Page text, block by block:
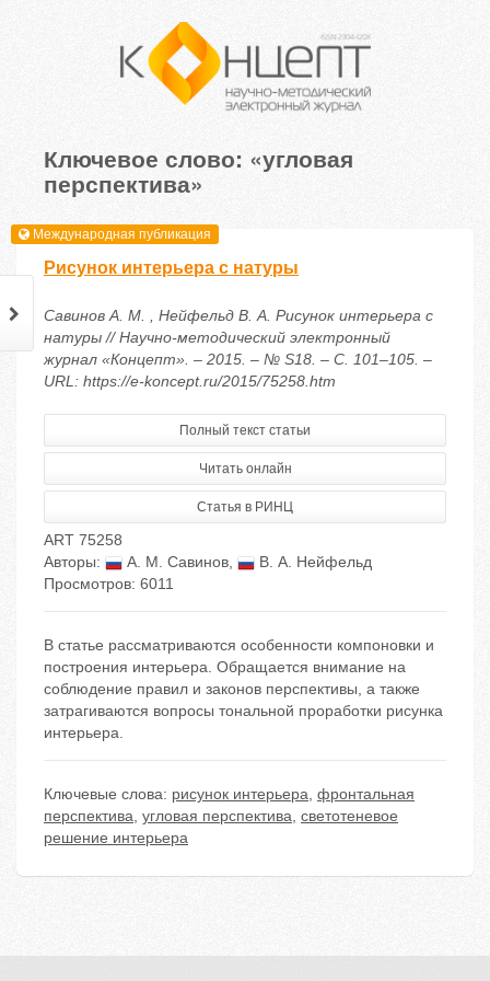
Ключевое слово: «угловая
перспектива»
Международная публикация
Рисунок интерьера с натуры
Савинов А. М. , Нейфельд В. А. Рисунок интерьера с
натуры // Научно-методический электронный
журнал «Концепт». – 2015. – № S18. – С. 101–105. –
URL: https://e-koncept.ru/2015/75258.htm
Полный текст статьи
Читать онлайн
Статья в РИНЦ
ART 75258
Авторы:
А. М. Савинов,
В. А. Нейфельд
Просмотров: 6011
В статье рассматриваются особенности компоновки и
построения интерьера. Обращается внимание на
соблюдение правил и законов перспективы, а также
затрагиваются вопросы тональной проработки рисунка
интерьера.
Ключевые слова: рисунок интерьера, фронтальная
перспектива, угловая перспектива, светотеневое
решение интерьера